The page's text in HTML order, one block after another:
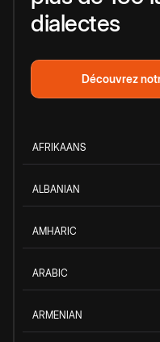
dialectes
Découvrez
AFRIKAANS
ALBANIAN
AMHARIC
ARABIC
ARMENIAN